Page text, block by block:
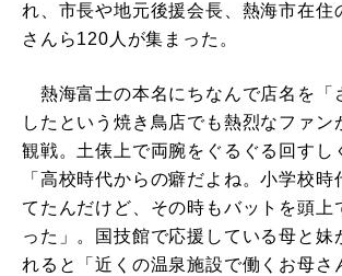
れ、市長や地元後援会長、熱海市在住
さんら120人が集まった。
熱海富士の本名にちなんで店名を「
したという焼き鳥店でも熱烈なファン
観戦。土俵上で両腕をぐるぐる回すし
「高校時代からの癖だよね。小学校時
てたんだけど、その時もバットを頭上
った」。国技館で応援している母と妹
れると「近くの温泉施設で働くお母さ